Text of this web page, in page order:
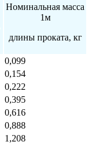
Номинальная масса
1м
длины проката, кг
0,099
0,154
0,222
0,395
0,616
0,888
1,208